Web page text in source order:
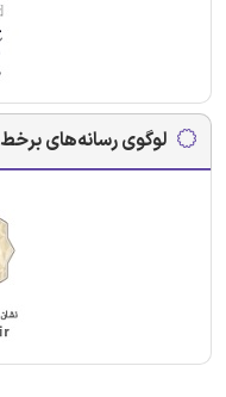
لوگوی رسانه‌های برخط